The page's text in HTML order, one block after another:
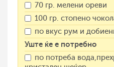
70 гр. мелени ореви
100 гр. стопено
по вкус рум и
Уште ќе е потребно
по потреба